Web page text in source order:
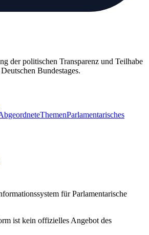
der politischen Transparenz und Teilhabe
Bundestages.
ThemenParlamentarisches
für Parlamentarische
ist kein offizielles Angebot des